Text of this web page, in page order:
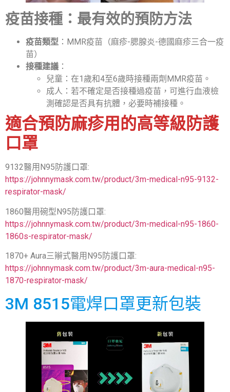
疫苗接種：最有效的預防方法
疫苗類型 ：MMR疫苗（麻疹-腮腺炎-德國麻疹三合一疫
苗）
接種建議 ：
兒童：在1歲和4至6歲時接種兩劑MMR疫苗。
成人：若不確定是否接種過疫苗，可進行血液檢
測確認是否具有抗體，必要時補接種。
適合預防麻疹用的高等級防護
口罩
9132醫用N95防護口罩:
https://johnnymask.com.tw/product/3m-medical-n95-9132-
respirator-mask/
1860醫用碗型N95防護口罩:
https://johnnymask.com.tw/product/3m-medical-n95-1860-
1860s-respirator-mask/
1870+ Aura三辮式醫用N95防護口罩:
https://johnnymask.com.tw/product/3m-aura-medical-n95-
1870-respirator-mask/
3M 8515電焊口罩更新包裝